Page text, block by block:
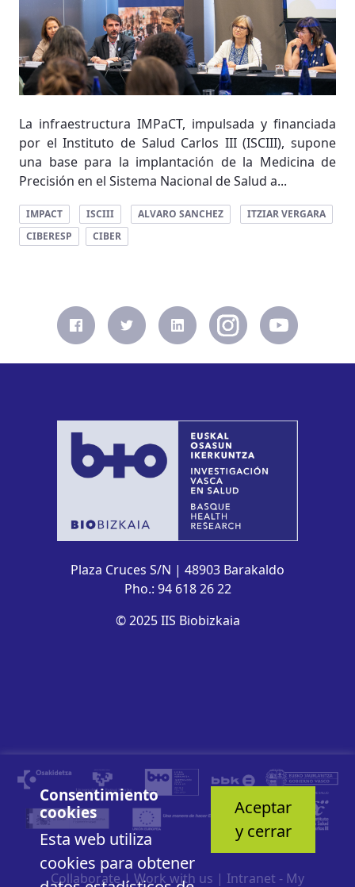
La infraestructura IMPaCT, impulsada y financiada
por el Instituto de Salud Carlos III (ISCIII), supone
una base para la implantación de la Medicina de
Precisión en el Sistema Nacional de Salud a...
IMPACT ISCIII ALVARO SANCHEZ
ITZIAR VERGARA
CIBERESP
CIBER
Plaza Cruces S/N | 48903 Barakaldo
Pho.: 94 618 26 22
© 2025 IIS Biobizkaia
Consentimiento
cookies
Esta web utiliza
cookies para obtener
Aceptar
y cerrar
Collaborate| Work with us | Intranet - My